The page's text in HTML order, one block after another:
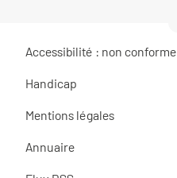
Accessibilité : non conforme
Handicap
Mentions légales
Annuaire